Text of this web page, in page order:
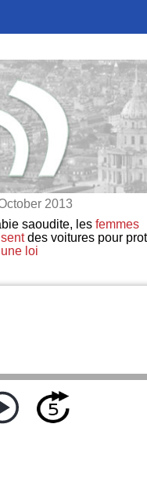
2013
saoudite, les femmes
des voitures pour
loi